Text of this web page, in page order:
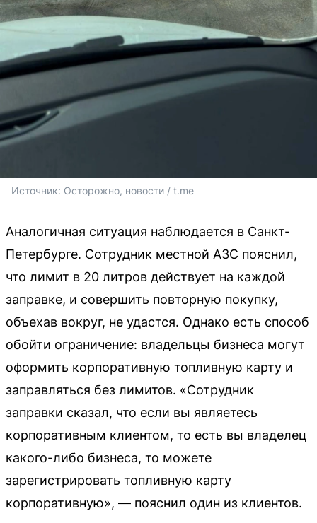
Источник: Осторожно, новости / t.me
Аналогичная ситуация наблюдается в Санкт-
Петербурге. Сотрудник местной АЗС пояснил,
что лимит в 20 литров действует на каждой
заправке, и совершить повторную покупку,
объехав вокруг, не удастся. Однако есть способ
обойти ограничение: владельцы бизнеса могут
оформить корпоративную топливную карту и
заправляться без лимитов. «Сотрудник
заправки сказал, что если вы являетесь
корпоративным клиентом, то есть вы владелец
какого-либо бизнеса, то можете
зарегистрировать топливную карту
корпоративную», — пояснил один из клиентов.